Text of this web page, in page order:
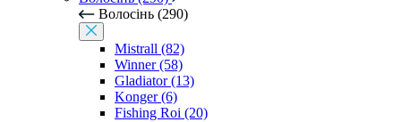
Волосінь (290)
Mistrall (82)
Winner (58)
Gladiator (13)
Konger (6)
Fishing Roi (20)